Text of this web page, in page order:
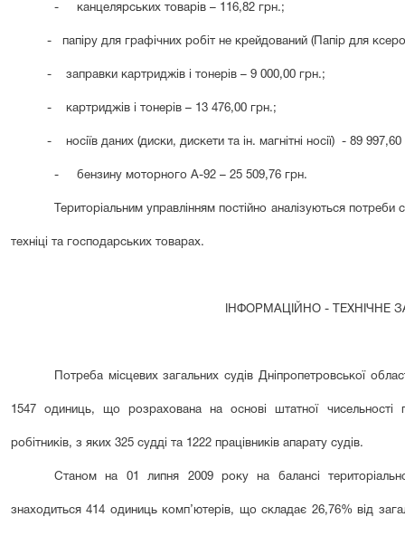
- канцелярських товарів – 116,82 грн.;
- папіру для графічних робіт не крейдований (Папір для
- заправки картриджів і тонерів – 9 000,00 грн.;
- картриджів і тонерів – 13 476,00 грн.;
- носіїв даних (диски, дискети та ін. магнітні носії) - 89 997,60
- бензину моторного А-92 – 25 509,76 грн.
Територіальним управлінням постійно аналізуються
техніці та господарських товарах.
ІНФОРМАЦІЙНО - ТЕХНІЧНЕ
Потреба місцевих загальних судів Дніпропетровської
1547 одиниць, що розрахована на основі штатної чисельності
робітників, з яких 325 судді та 1222 працівників апарату судів.
Станом на 01 липня 2009 року на балансі
знаходиться 414 одиниць комп’ютерів, що складає 26,76% від